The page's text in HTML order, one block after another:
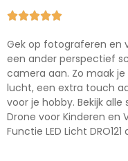

Gek op fotograferen en
een ander perspectief
camera aan. Zo maak
lucht, een extra touch
voor je hobby. Bekijk
Drone voor Kinderen en
Functie LED Licht